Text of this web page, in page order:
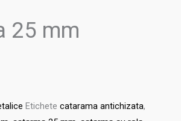
25 mm
Etichete catarama antichizata,